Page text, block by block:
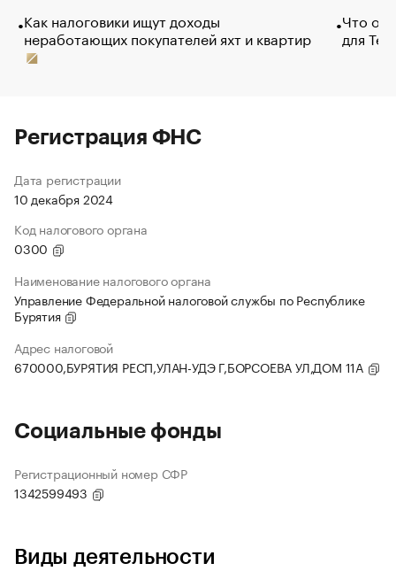
Как налоговики ищут доходы
неработающих покупателей яхт и квартир
Что
для
Регистрация ФНС
Дата регистрации
10 декабря 2024
Код налогового органа
0300
Наименование налогового органа
Управление Федеральной налоговой службы по Республике
Бурятия
Адрес налоговой
670000,БУРЯТИЯ РЕСП,УЛАН-УДЭ Г,БОРСОЕВА УЛ,ДОМ 11А
Социальные фонды
Регистрационный номер СФР
1342599493
Виды деятельности